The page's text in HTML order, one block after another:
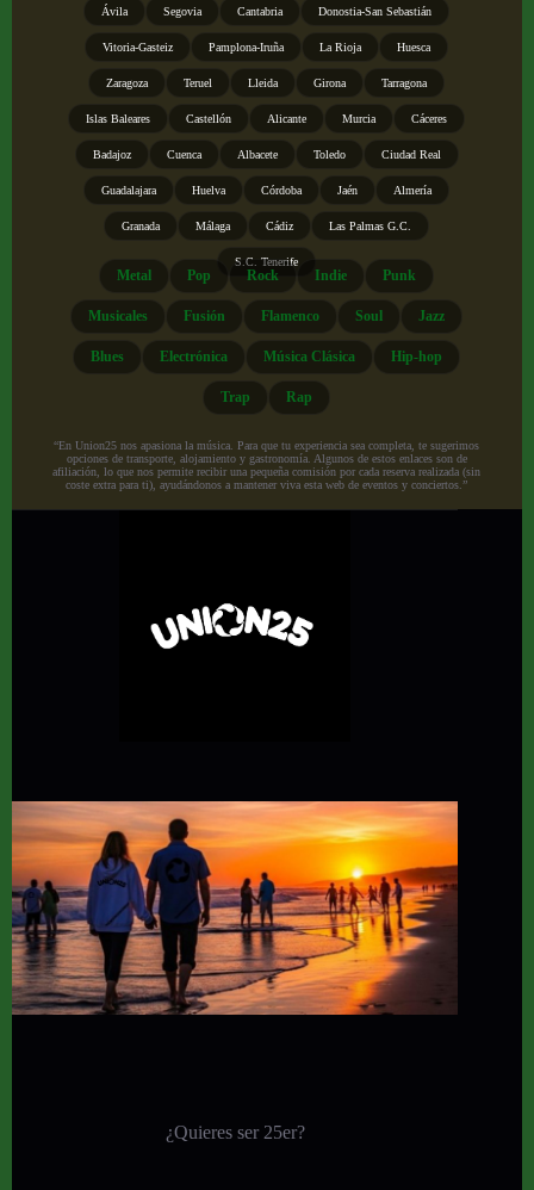
Ávila Segovia Cantabria Donostia-San Sebastián
Vitoria-Gasteiz Pamplona-Iruña La Rioja Huesca
Zaragoza Teruel Lleida Girona Tarragona
Islas Baleares Castellón Alicante Murcia Cáceres
Badajoz Cuenca Albacete Toledo Ciudad Real
Guadalajara Huelva Córdoba Jaén Almería
Granada Málaga Cádiz Las Palmas G.C.
S.C. Tenerife
Metal Pop Rock Indie Punk
Musicales Fusión Flamenco Soul Jazz
Blues Electrónica Música Clásica Hip-hop
Trap Rap
“En Union25 nos apasiona la música. Para que tu experiencia sea completa, te sugerimos
opciones de transporte, alojamiento y gastronomía. Algunos de estos enlaces son de
afiliación, lo que nos permite recibir una pequeña comisión por cada reserva realizada (sin
coste extra para ti), ayudándonos a mantener viva esta web de eventos y conciertos.”
¿Quieres ser 25er?